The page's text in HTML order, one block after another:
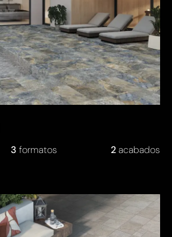
3 formatos 2acabados